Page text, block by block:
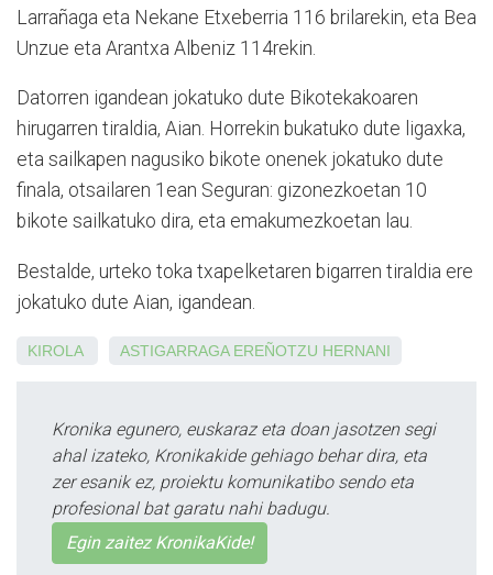
Larrañaga eta Nekane Etxeberria 116 brilarekin, eta Bea
Unzue eta Arantxa Albeniz 114rekin.
Datorren igandean jokatuko dute Bikotekakoaren
hirugarren tiraldia, Aian. Horrekin bukatuko dute ligaxka,
eta sailkapen nagusiko bikote onenek jokatuko dute
finala, otsailaren 1ean Seguran: gizonezkoetan 10
bikote sailkatuko dira, eta emakumezkoetan lau.
Bestalde, urteko toka txapelketaren bigarren tiraldia ere
jokatuko dute Aian, igandean.
KIROLA ASTIGARRAGA EREÑOTZU HERNANI
Kronika egunero, euskaraz eta doan jasotzen segi
ahal izateko, Kronikakide gehiago behar dira, eta
zer esanik ez, proiektu komunikatibo sendo eta
profesional bat garatu nahi badugu.
Egin zaitez KronikaKide!